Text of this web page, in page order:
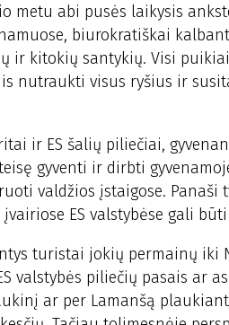
metu abi pusės laikysis
biurokratiškai
kitokių santykių. Visi
nutraukti visus ryšius ir
ir ES šalių piliečiai,
gyventi ir dirbti
valdžios įstaigose. Panaši
ES valstybėse gali
turistai jokių permainų iki
valstybės piliečių pasais ar
ar per Lamanšą